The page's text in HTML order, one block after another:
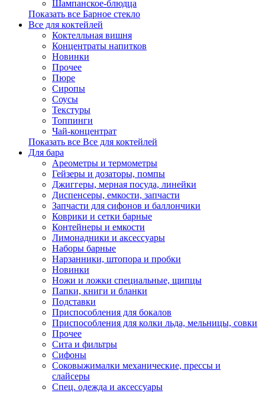
Шампанское-блюдца
Показать все Барное стекло
Все для коктейлей
Коктелльная вишня
Концентраты напитков
Новинки
Прочее
Пюре
Сиропы
Соусы
Текстуры
Топпинги
Чай-концентрат
Показать все Все для коктейлей
Для бара
Ареометры и термометры
Гейзеры и дозаторы, помпы
Джиггеры, мерная посуда, линейки
Диспенсеры, емкости, запчасти
Запчасти для сифонов и баллончики
Коврики и сетки барные
Контейнеры и емкости
Лимонадники и аксессуары
Наборы барные
Нарзанники, штопора и пробки
Новинки
Ножи и ложки специальные, щипцы
Папки, книги и бланки
Подставки
Приспособления для бокалов
Приспособления для колки льда, мельницы, совки
Прочее
Сита и фильтры
Сифоны
Соковыжималки механические, прессы и
слайсеры
Спец. одежда и аксессуары